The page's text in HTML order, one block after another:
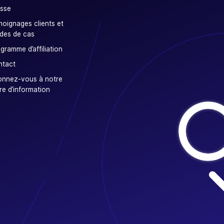
clients et
de cas
d’affiliation
vous à notre
d’information